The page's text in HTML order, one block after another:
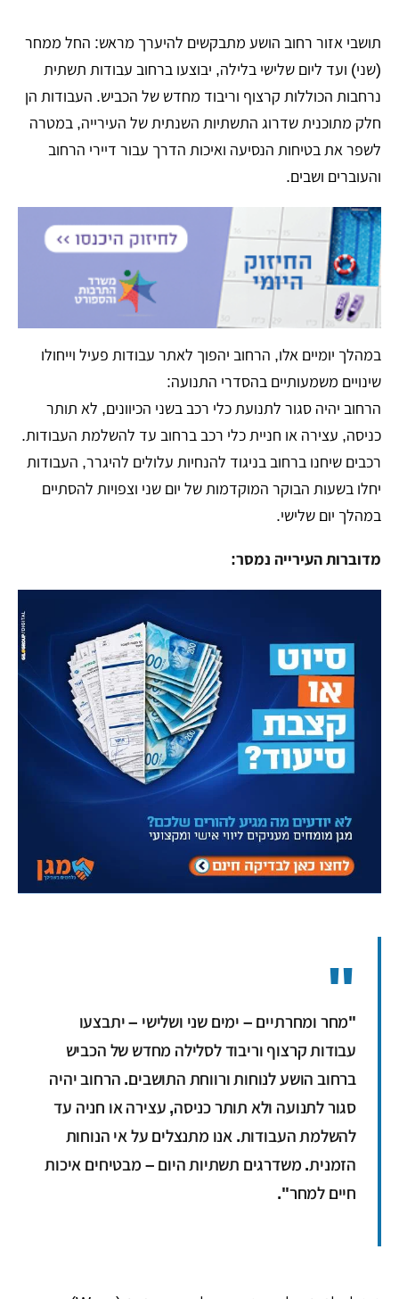
תושבי אזור רחוב הושע מתבקשים להיערך מראש: החל ממחר
(שני) ועד ליום שלישי בלילה, יבוצעו ברחוב עבודות תשתית
נרחבות הכוללות קרצוף וריבוד מחדש של הכביש. העבודות הן
חלק מתוכנית שדרוג התשתיות השנתית של העירייה, במטרה
לשפר את בטיחות הנסיעה ואיכות הדרך עבור דיירי הרחוב
והעוברים ושבים.
במהלך יומיים אלו, הרחוב יהפוך לאתר עבודות פעיל וייחולו
שינויים משמעותיים בהסדרי התנועה:
הרחוב יהיה סגור לתנועת כלי רכב בשני הכיוונים, לא תותר
כניסה, עצירה או חניית כלי רכב ברחוב עד להשלמת העבודות.
רכבים שיחנו ברחוב בניגוד להנחיות עלולים להיגרר, העבודות
יחלו בשעות הבוקר המוקדמות של יום שני וצפויות להסתיים
במהלך יום שלישי.
מדוברות העירייה נמסר:
"מחר ומחרתיים – ימים שני ושלישי – יתבצעו
עבודות קרצוף וריבוד לסלילה מחדש של הכביש
ברחוב הושע לנוחות ורווחת התושבים. הרחוב יהיה
סגור לתנועה ולא תותר כניסה, עצירה או חניה עד
להשלמת העבודות. אנו מתנצלים על אי הנוחות
הזמנית. משדרגים תשתיות היום – מבטיחים איכות
חיים למחר".